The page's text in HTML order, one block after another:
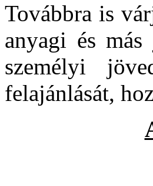
Továbbra is
anyagi és
személyi
felajánlását,